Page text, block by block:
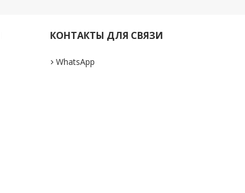
КОНТАКТЫ ДЛЯ СВЯЗИ
WhatsApp